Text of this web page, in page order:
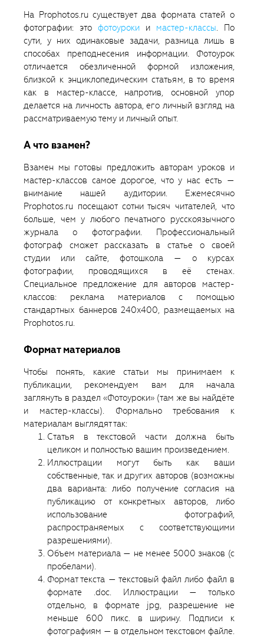
На Prophotos.ru существует два формата статей о
фотографии: это фотоуроки и мастер-классы. По
сути, у них одинаковые задачи, разница лишь в
способах преподнесения информации. Фотоурок
отличается обезличенной формой изложения,
близкой к энциклопедическим статьям, в то время
как в мастер-классе, напротив, основной упор
делается на личность автора, его личный взгляд на
рассматриваемую тему и личный опыт.
А что взамен?
Взамен мы готовы предложить авторам уроков и
мастер-классов самое дорогое, что у нас есть —
внимание нашей аудитории. Ежемесячно
Prophotos.ru посещают сотни тысяч читателей, что
больше, чем у любого печатного русскоязычного
журнала о фотографии. Профессиональный
фотограф сможет рассказать в статье о своей
студии или сайте, фотошкола — о курсах
фотографии, проводящихся в её стенах.
Специальное предложение для авторов мастер-
классов: реклама материалов с помощью
стандартных баннеров 240x400, размещаемых на
Prophotos.ru.
Формат материалов
Чтобы понять, какие статьи мы принимаем к
публикации, рекомендуем вам для начала
заглянуть в раздел «Фотоуроки» (там же вы найдёте
и мастер-классы). Формально требования к
материалам выглядят так:
Статья в текстовой части должна быть
целиком и полностью вашим произведением.
Иллюстрации могут быть как ваши
собственные, так и других авторов (возможны
два варианта: либо получение согласия на
публикацию от конкретных авторов, либо
использование фотографий,
распространяемых с соответствующими
разрешениями).
Объем материала — не менее 5000 знаков (с
пробелами).
Формат текста — текстовый файл либо файл в
формате .doc. Иллюстрации — только
отдельно, в формате jpg, разрешение не
меньше 600 пикс. в ширину. Подписи к
фотографиям — в отдельном текстовом файле.